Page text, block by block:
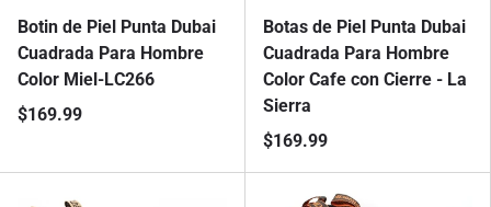
Botin de Piel Punta Dubai
Cuadrada Para Hombre
Color Miel-LC266
$169.99
Botas de Piel Punta Dubai
Cuadrada Para Hombre
Color Cafe con Cierre - La
Sierra
$169.99